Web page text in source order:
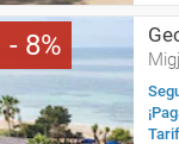
8